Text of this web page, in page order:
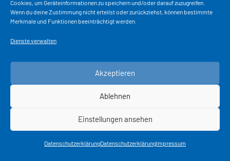
Cookies, um Geräteinformationen zu speichern und/oder darauf zuzugreifen.
Wenn du deine Zustimmung nicht erteilst oder zurückziehst, können bestimmte
Merkmale und Funktionen beeinträchtigt werden.
Dienste verwalten
Akzeptieren
Ablehnen
Einstellungen ansehen
DatenschutzerklärungDatenschutzerklärungImpressum